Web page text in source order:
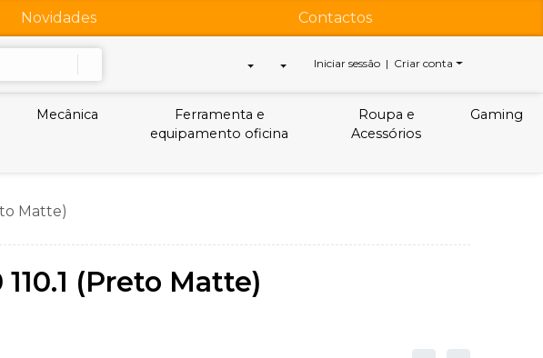
Novidades Contactos
Iniciar sessão | Criar conta
Mecânica
Ferramenta e
equipamento oficina
Roupa e
Acessórios
Gaming
Matte)
(Preto Matte)